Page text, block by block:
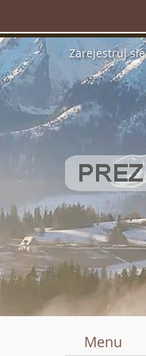
Zarejestruj się
Menu